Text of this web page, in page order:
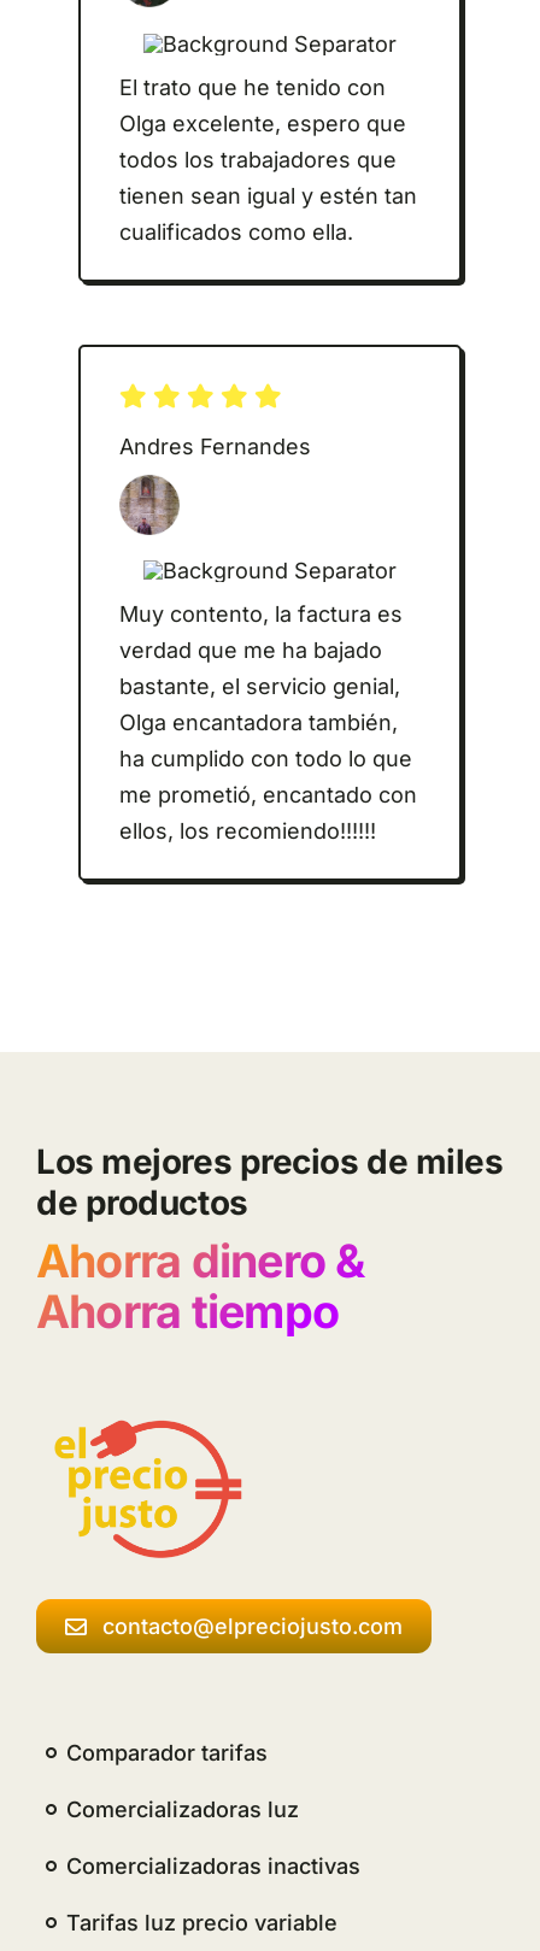
El trato que he tenido con
Olga excelente, espero que
todos los trabajadores que
tienen sean igual y estén tan
cualificados como ella.
Andres Fernandes
Muy contento, la factura es
verdad que me ha bajado
bastante, el servicio genial,
Olga encantadora también,
ha cumplido con todo lo que
me prometió, encantado con
ellos, los recomiendo!!!!!!
Los mejores precios de miles
de productos
Ahorra dinero &
Ahorra tiempo
contacto@elpreciojusto.com
Comparador tarifas
Comercializadoras luz
Comercializadoras inactivas
Tarifas luz precio variable